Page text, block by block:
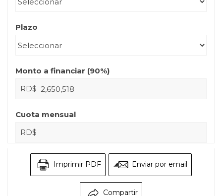
Plazo
Monto a financiar (90%)
RD$
Cuota mensual
RD$
Imprimir PDF Enviar por email
Compartir